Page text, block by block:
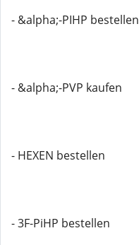
- &alpha;-PIHP bestellen
- &alpha;-PVP kaufen
- HEXEN bestellen
- 3F-PiHP bestellen